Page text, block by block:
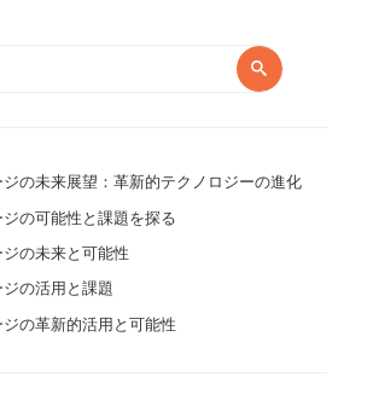
の未来展望：革新的テクノロジーの進化
の可能性と課題を探る
の未来と可能性
の活用と課題
の革新的活用と可能性